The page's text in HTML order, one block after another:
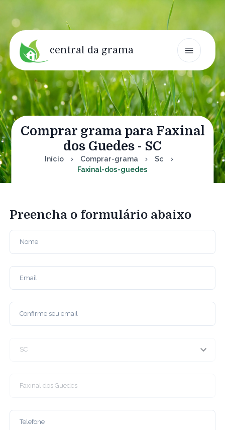
central da grama
Comprar grama para Faxinal
dos Guedes - SC
Início Comprar-grama
Sc
Faxinal-dos-guedes
Preencha o formulário abaixo